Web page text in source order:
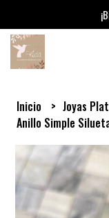
Inicio
Joyas
Anillo Simple